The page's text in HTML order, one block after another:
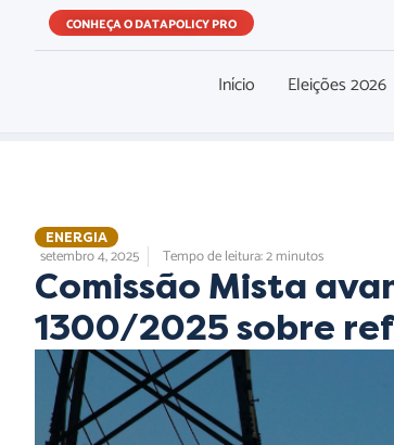
CONHEÇA O DATAPOLICY PRO
Início Eleições 2026
ENERGIA
setembro 4, 2025 Tempo de leitura: 2 minutos
Comissão Mista
1300/2025 sobre